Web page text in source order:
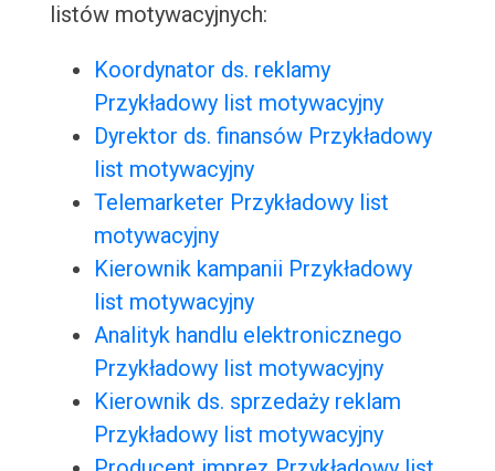
listów motywacyjnych:
Koordynator ds. reklamy
Przykładowy list motywacyjny
Dyrektor ds. finansów Przykładowy
list motywacyjny
Telemarketer Przykładowy list
motywacyjny
Kierownik kampanii Przykładowy
list motywacyjny
Analityk handlu elektronicznego
Przykładowy list motywacyjny
Kierownik ds. sprzedaży reklam
Przykładowy list motywacyjny